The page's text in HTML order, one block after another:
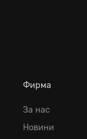
Фирма
За нас
Новини